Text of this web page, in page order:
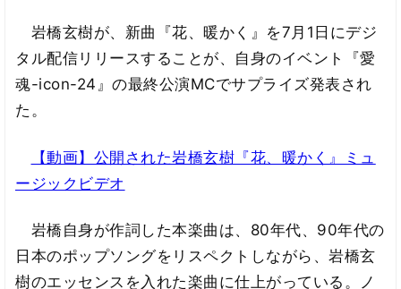
岩橋玄樹が、新曲『花、暖かく』を7月1日にデジ
タル配信リリースすることが、自身のイベント『愛
魂-icon-24』の最終公演MCでサプライズ発表され
た。
【動画】公開された岩橋玄樹『花、暖かく』ミュ
ージックビデオ
岩橋自身が作詞した本楽曲は、80年代、90年代の
日本のポップソングをリスペクトしながら、岩橋玄
樹のエッセンスを入れた楽曲に仕上がっている。ノ